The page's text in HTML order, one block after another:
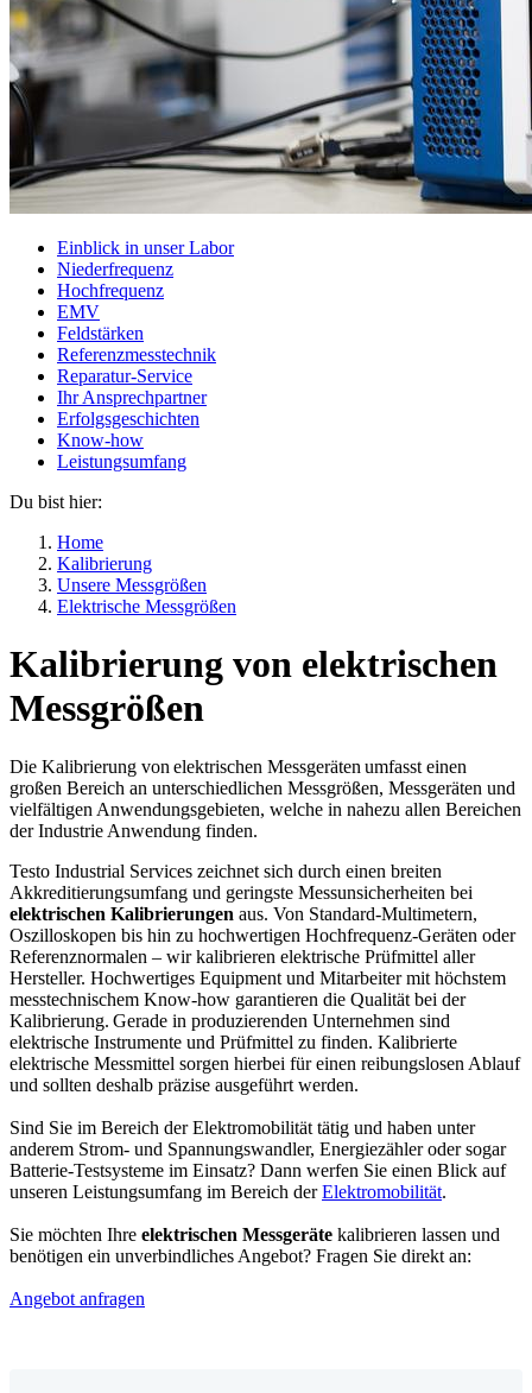
Einblick in unser Labor
Niederfrequenz
Hochfrequenz
EMV
Feldstärken
Referenzmesstechnik
Reparatur-Service
Ihr Ansprechpartner
Erfolgsgeschichten
Know-how
Leistungsumfang
Du bist hier:
Home
Kalibrierung
Unsere Messgrößen
Elektrische Messgrößen
Kalibrierung von elektrischen
Messgrößen
Die Kalibrierung von elektrischen Messgeräten umfasst einen
großen Bereich an unterschiedlichen Messgrößen, Messgeräten und
vielfältigen Anwendungsgebieten, welche in nahezu allen Bereichen
der Industrie Anwendung finden.
Testo Industrial Services zeichnet sich durch einen breiten
Akkreditierungsumfang und geringste Messunsicherheiten bei
elektrischen Kalibrierungen aus. Von Standard-Multimetern,
Oszilloskopen bis hin zu hochwertigen Hochfrequenz-Geräten oder
Referenznormalen – wir kalibrieren elektrische Prüfmittel aller
Hersteller. Hochwertiges Equipment und Mitarbeiter mit höchstem
messtechnischem Know-how garantieren die Qualität bei der
Kalibrierung. Gerade in produzierenden Unternehmen sind
elektrische Instrumente und Prüfmittel zu finden. Kalibrierte
elektrische Messmittel sorgen hierbei für einen reibungslosen Ablauf
und sollten deshalb präzise ausgeführt werden.
Sind Sie im Bereich der Elektromobilität tätig und haben unter
anderem Strom- und Spannungswandler, Energiezähler oder sogar
Batterie-Testsysteme im Einsatz? Dann werfen Sie einen Blick auf
unseren Leistungsumfang im Bereich derElektromobilität.
Sie möchten Ihre elektrischen Messgeräte kalibrieren lassen und
benötigen ein unverbindliches Angebot? Fragen Sie direkt an:
Angebot anfragen